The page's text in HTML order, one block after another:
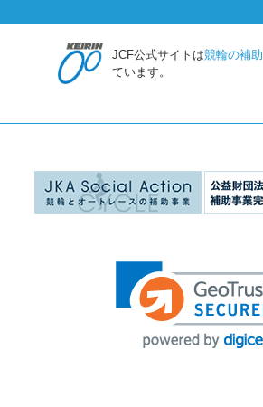
JCF公式サイトは競輪の補助
ています。